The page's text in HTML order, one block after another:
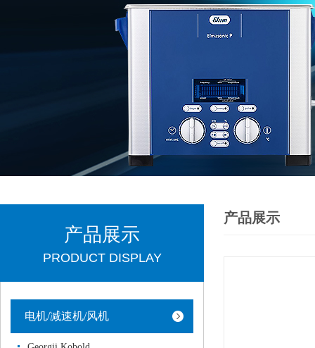
产品展示
PRODUCT DISPLAY
电机/减速机/风机
产品展示